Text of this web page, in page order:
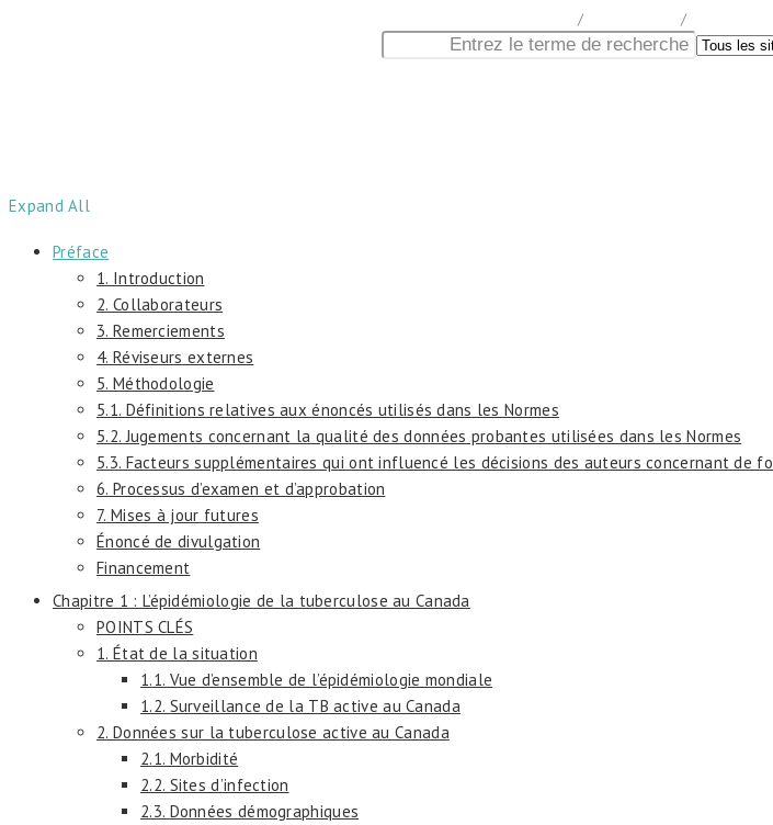
/ /
Expand All
Préface
1. Introduction
2. Collaborateurs
3. Remerciements
4. Réviseurs externes
5. Méthodologie
5.1. Définitions relatives aux énoncés utilisés dans les Normes
5.2. Jugements concernant la qualité des données probantes utilisées dans les Normes
5.3. Facteurs supplémentaires qui ont influencé les décisions des auteurs concernant de
6. Processus d’examen et d’approbation
7. Mises à jour futures
Énoncé de divulgation
Financement
Chapitre 1 : L’épidémiologie de la tuberculose au Canada
POINTS CLÉS
1. État de la situation
1.1. Vue d’ensemble de l’épidémiologie mondiale
1.2. Surveillance de la TB active au Canada
2. Données sur la tuberculose active au Canada
2.1. Morbidité
2.2. Sites d’infection
2.3. Données démographiques